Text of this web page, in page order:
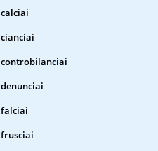
calciai
cianciai
controbilanciai
denunciai
falciai
frusciai